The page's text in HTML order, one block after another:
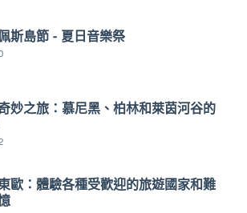
斯島節 - 夏日音樂祭
妙之旅：慕尼黑、柏林和萊茵河谷的
歐：體驗各種受歡迎的旅遊國家和難